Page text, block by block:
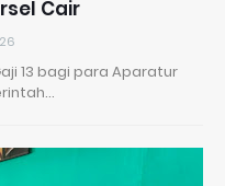
Cair
13 bagi para Aparatur